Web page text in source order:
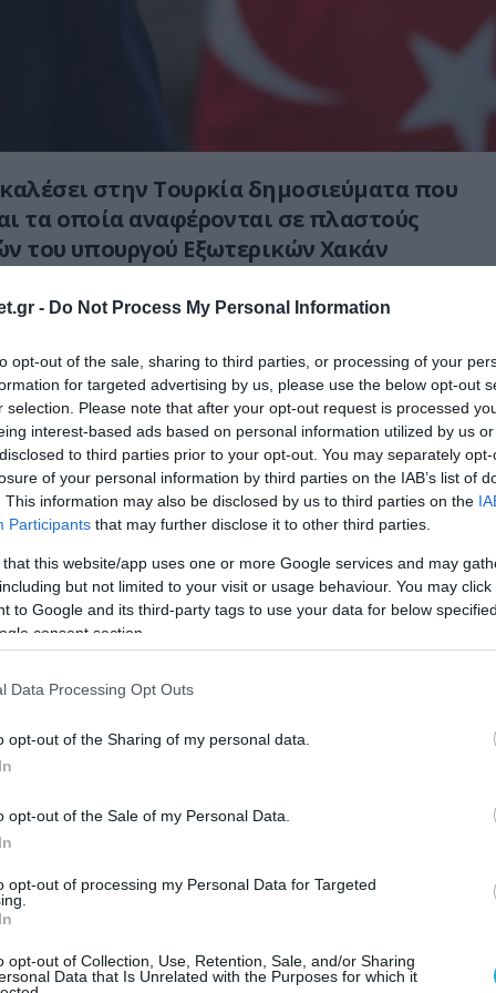
- Do Not Process My Personal Information
opt-out of the sale, sharing to third parties, or processing of your
for targeted advertising by us, please use the below opt-out
selection. Please note that after your opt-out request is processed
interest-based ads based on personal information utilized by us
to third parties prior to your opt-out. You may separately
of your personal information by third parties on the IAB’s list of
This information may also be disclosed by us to third parties on the
Participants that may further disclose it to other third parties.
that this website/app uses one or more Google services and may
but not limited to your visit or usage behaviour. You may
to Google and its third-party tags to use your data for below
consent section.
Data Processing Opt Outs
opt-out of the Sharing of my personal data.
opt-out of the Sale of my Personal Data.
opt-out of processing my Personal Data for Targeted
opt-out of Collection, Use, Retention, Sale, and/or Sharing
Data that Is Unrelated with the Purposes for which it
στην Τουρκία δημοσιεύματα που
τα οποία αναφέρονται σε πλαστούς
του υπουργού Εξωτερικών Χακάν
στο Bilkent, η υπόθεση έχει μετατραπεί σε
που πλήττει την εικόνα της Άγκυρας στο
εξωτερικό.
τον υπουργό Εξωτερικών της Τουρκίας,
να παίρνει διαστάσεις λίγους μήνες
του από τον Ρετζέπ Ταγίπ Ερντογάν, τον
Μέσα ενημέρωσης, όπως το News About
εκφράσει αμφιβολίες για την ακαδημαϊκή
τις μεταπτυχιακές του εργασίες
Bilkent «κομμένες και ραμμένες» για την
μυστικές υπηρεσίες και αφήνοντας υπόνοιες
ήρθε το 2025, όταν ο δημοσιογράφος
του Χ.Φιντάν στις ΗΠΑ. Ο υπουργός
με Bachelor of Science στις
από το University of Maryland University
εκείνη την περίοδο το πανεπιστήμιο